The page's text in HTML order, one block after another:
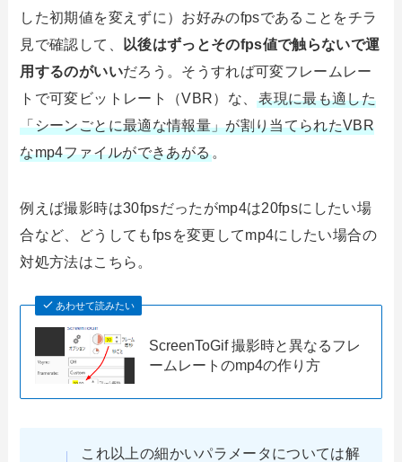
した初期値を変えずに）お好みのfpsであることをチラ
見で確認して、
以後はずっとそのfps値で触らないで運
用するのがいいだろう。そうすれば可変フレームレー
トで可変ビットレート（VBR）な、表現に最も適した
「シーンごとに最適な情報量」が割り当てられたVBR
なmp4ファイルができあがる 。
例えば撮影時は30fpsだったがmp4は20fpsにしたい場
合など、どうしてもfpsを変更してmp4にしたい場合の
対処方法はこちら。
あわせて読みたい
ScreenToGif 撮影時と異なるフレ
ームレートのmp4の作り方
これ以上の細かいパラメータについては解